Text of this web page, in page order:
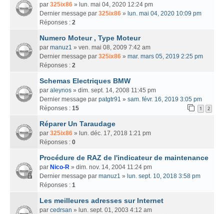
par 325ix86 » lun. mai 04, 2020 12:24 pm
Dernier message par 325ix86 » lun. mai 04, 2020 10:09 pm
Réponses : 2
Numero Moteur , Type Moteur
par manuz1 » ven. mai 08, 2009 7:42 am
Dernier message par 325ix86 » mar. mars 05, 2019 2:25 pm
Réponses : 2
Schemas Electriques BMW
par aleynos » dim. sept. 14, 2008 11:45 pm
Dernier message par patgtr91 » sam. févr. 16, 2019 3:05 pm
Réponses : 15 1 2
Réparer Un Taraudage
par 325ix86 » lun. déc. 17, 2018 1:21 pm
Réponses : 0
Procédure de RAZ de l'indicateur de maintenance
par Nico-R » dim. nov. 14, 2004 11:24 pm
Dernier message par manuz1 » lun. sept. 10, 2018 3:58 pm
Réponses : 1
Les meilleures adresses sur Internet
par cedrsan » lun. sept. 01, 2003 4:12 am